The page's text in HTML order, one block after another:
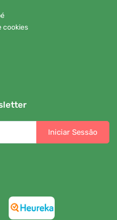
cookies
Iniciar Sessão